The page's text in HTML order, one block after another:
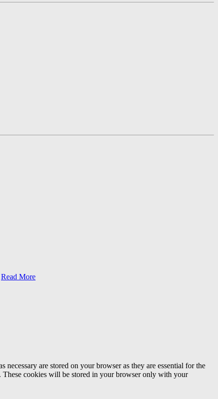
Read More
are stored on your browser as they are essential for the
These cookies will be stored in your browser only with your